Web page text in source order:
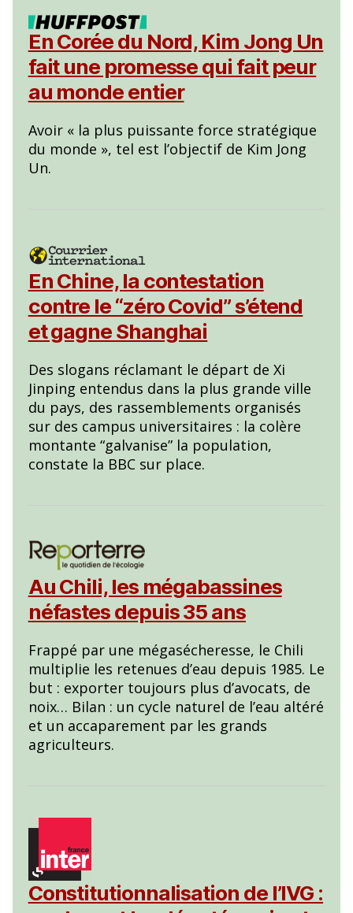
En Corée du Nord, Kim Jong Un
fait une promesse qui fait peur
au monde entier
Avoir « la plus puissante force stratégique
du monde », tel est l’objectif de Kim Jong
Un.
En Chine, la contestation
contre le “zéro Covid” s’étend
et gagne Shanghai
Des slogans réclamant le départ de Xi
Jinping entendus dans la plus grande ville
du pays, des rassemblements organisés
sur des campus universitaires : la colère
montante “galvanise” la population,
constate la BBC sur place.
Au Chili, les mégabassines
néfastes depuis 35 ans
Frappé par une mégasécheresse, le Chili
multiplie les retenues d’eau depuis 1985. Le
but : exporter toujours plus d’avocats, de
noix… Bilan : un cycle naturel de l’eau altéré
et un accaparement par les grands
agriculteurs.
Constitutionnalisation de l’IVG :